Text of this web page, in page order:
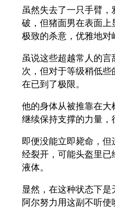
虽然失去了一只手臂
破，但猪面男在表面
极致的杀意，优雅地对
虽说这些超越常人的
次，但对于等级稍低
在已到了极限。
他的身体从被推靠在
继续保持支撑的力量，
即便没能立即毙命，
经裂开，可能头盔里
液体。
显然，在这种状态下
阿尔努力用这副不听使